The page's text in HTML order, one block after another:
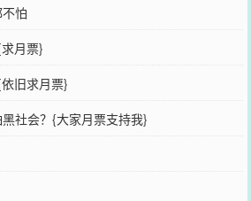
怕
月票}
旧求月票}
社会？{大家月票支持我}